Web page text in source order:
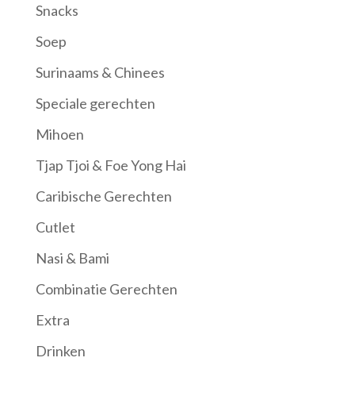
Snacks
Soep
Surinaams & Chinees
Speciale gerechten
Mihoen
Tjap Tjoi & Foe Yong Hai
Caribische Gerechten
Cutlet
Nasi & Bami
Combinatie Gerechten
Extra
Drinken